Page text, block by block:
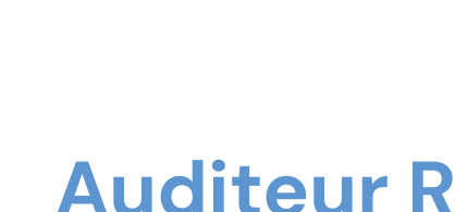
Auditeur